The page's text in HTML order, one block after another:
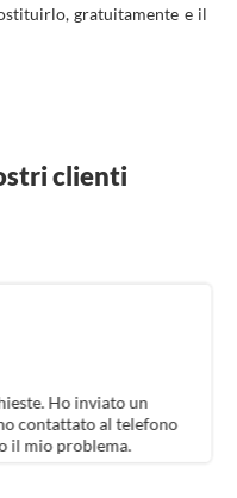
gratuitamente e il
clienti